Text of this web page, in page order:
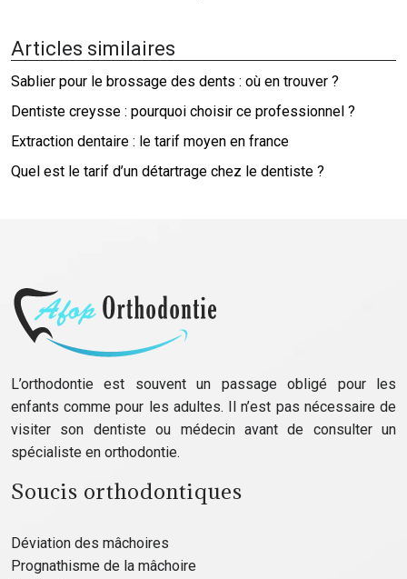
Articles similaires
Sablier pour le brossage des dents : où en trouver ?
Dentiste creysse : pourquoi choisir ce professionnel ?
Extraction dentaire : le tarif moyen en france
Quel est le tarif d’un détartrage chez le dentiste ?
L’orthodontie est souvent un passage obligé pour les
enfants comme pour les adultes. Il n’est pas nécessaire de
visiter son dentiste ou médecin avant de consulter un
spécialiste en orthodontie.
Soucis orthodontiques
Déviation des mâchoires
Prognathisme de la mâchoire